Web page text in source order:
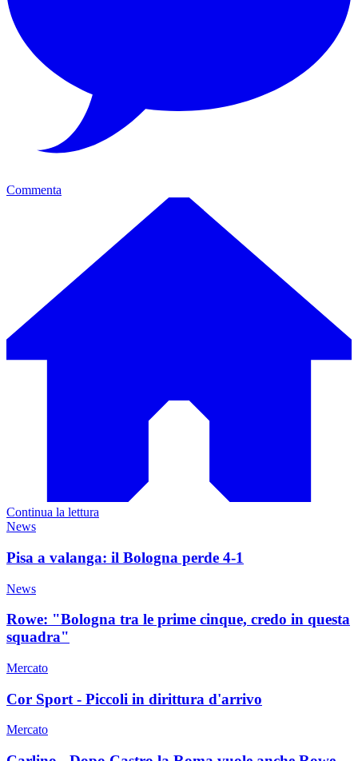
Commenta
Continua la lettura
News
Pisa a valanga: il Bologna perde 4-1
News
Rowe: "Bologna tra le prime cinque, credo in questa
squadra"
Mercato
Cor Sport - Piccoli in dirittura d'arrivo
Mercato